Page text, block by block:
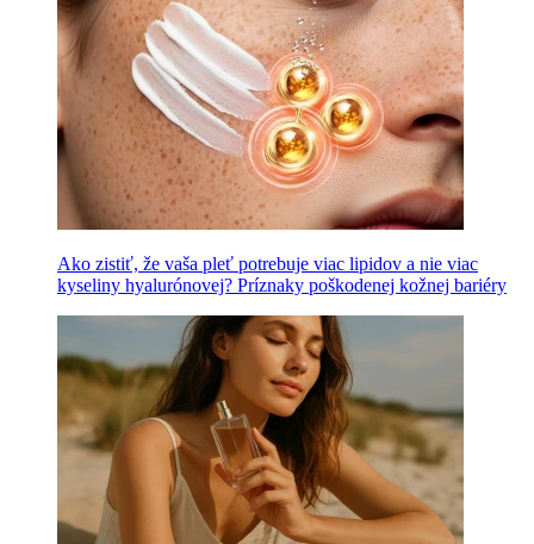
Ako zistiť, že vaša pleť potrebuje viac lipidov a nie viac
kyseliny hyalurónovej? Príznaky poškodenej kožnej bariéry